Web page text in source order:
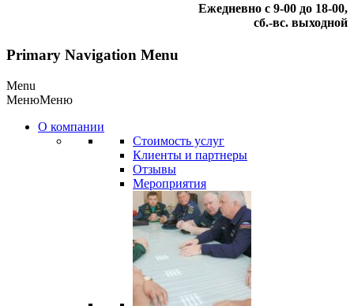
Ежедневно с 9-00 до 18-00,
сб.-вс. выходной
Primary Navigation Menu
Menu
МенюМеню
О компании
Стоимость услуг
Клиенты и партнеры
Отзывы
Мероприятия